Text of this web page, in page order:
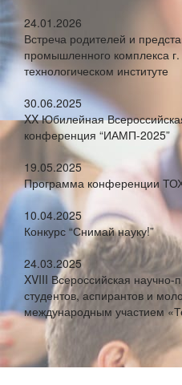
24.01.2026
Встреча родителей и
промышленного комплекса
технологическом институте
30.06.2025
XX Юбилейная
конференция “ИАМП-2025”
19.05.2025
Программа конференции
10.04.2025
Конкурс “Снимай науку!”
24.03.2025
XVIII Всероссийская научно-
студентов, аспирантов и
международным участием